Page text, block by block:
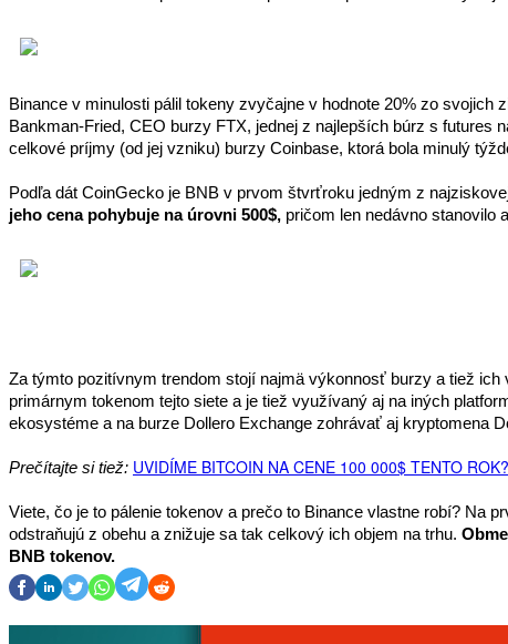
Binance v minulosti pálil tokeny zvyčajne v hodnote 20% zo
Bankman-Fried, CEO burzy FTX, jednej z najlepších búrz s futures
celkové príjmy (od jej vzniku) burzy Coinbase, ktorá bola minulý
Podľa dát CoinGecko je BNB v prvom štvrťroku jedným z
jeho cena pohybuje na úrovni 500$, pričom len nedávno stanovilo
Za týmto pozitívnym trendom stojí najmä výkonnosť burzy a tiež
primárnym tokenom tejto siete a je tiež využívaný aj na iných
ekosystéme a na burze Dollero Exchange zohrávať aj kryptomena
Prečítajte si tiež: UVIDÍME BITCOIN NA CENE 100 000$ TENTO ROK?
Viete, čo je to pálenie tokenov a prečo to Binance vlastne robí? Na
odstraňujú z obehu a znižuje sa tak celkový ich objem na trhu.
BNB tokenov.